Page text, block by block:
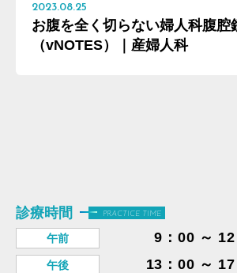
2023.08.25
お腹を全く切らない婦人科腹腔
（vNOTES）｜産婦人科
診療時間 PRACTICE TIME
午前 9：00 ～
午後 13：00 ～